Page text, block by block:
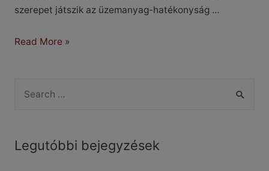
szerepet játszik az üzemanyag-hatékonyság …
Keréknyomás
Read More »
rLegutóbbi bejegyzések